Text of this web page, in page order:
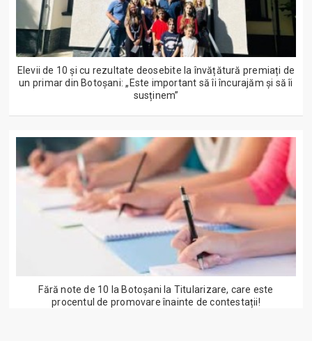
Elevii de 10 și cu rezultate deosebite la învățătură premiați de
un primar din Botoșani: „Este important să îi încurajăm și să îi
susținem”
Fără note de 10 la Botoșani la Titularizare, care este
procentul de promovare înainte de contestații!